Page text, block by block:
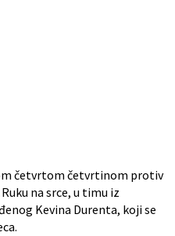
četvrtom četvrtinom protiv
na srce, u timu iz
Kevina Durenta, koji se